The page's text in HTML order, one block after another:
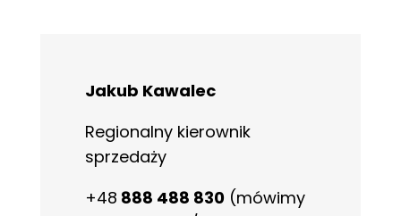
Jakub Kawalec
Regionalny kierownik
sprzedaży
+48 888 488 830(mówimy